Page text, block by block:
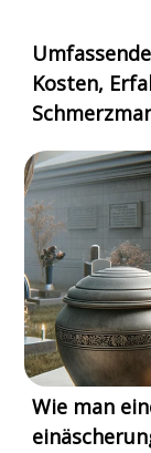
Kosten,
Wie man